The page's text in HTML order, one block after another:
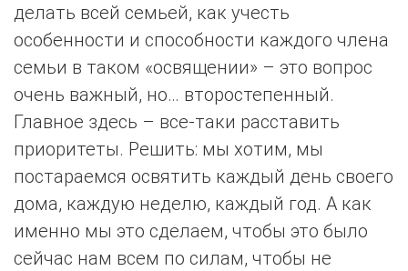
делать всей семьей, как учесть
особенности и способности каждого члена
семьи в таком «освящении» – это вопрос
очень важный, но… второстепенный.
Главное здесь – все-таки расставить
приоритеты. Решить: мы хотим, мы
постараемся освятить каждый день своего
дома, каждую неделю, каждый год. А как
именно мы это сделаем, чтобы это было
сейчас нам всем по силам, чтобы не